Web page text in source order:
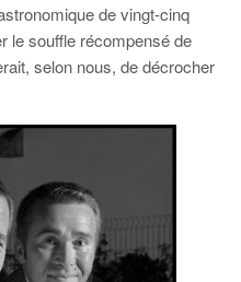
de vingt-cinq
le souffle récompensé de
selon nous, de décrocher